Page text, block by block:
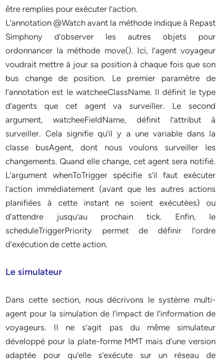
être remplies pour exécuter l’action.
L’annotation @Watch avant la méthode indique à Repast
Simphony d’observer les autres objets pour
ordonnancer la méthode move(). Ici, l’agent voyageur
voudrait mettre à jour sa position à chaque fois que son
bus change de position. Le premier paramètre de
l’annotation est le watcheeClassName. Il définit le type
d’agents que cet agent va surveiller. Le second
argument, watcheeFieldName, définit l’attribut à
surveiller. Cela signifie qu’il y a une variable dans la
classe busAgent, dont nous voulons surveiller les
changements. Quand elle change, cet agent sera notifié.
L’argument whenToTrigger spécifie s’il faut exécuter
l’action immédiatement (avant que les autres actions
planifiées à cette instant ne soient exécutées) ou
d’attendre jusqu’au prochain tick. Enfin, le
scheduleTriggerPriority permet de définir l’ordre
d’exécution de cette action.
Le simulateur
Dans cette section, nous décrivons le système multi-
agent pour la simulation de l’impact de l’information de
voyageurs. Il ne s’agit pas du même simulateur
développé pour la plate-forme MMT mais d’une version
adaptée pour qu’elle s’exécute sur un réseau de